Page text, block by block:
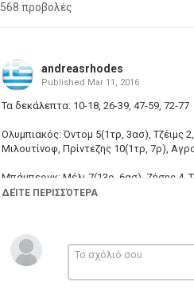
568 προβολές
andreasrhodes
Published Mar 11, 2016
Τα δεκάλεπτα: 10-18, 26-39, 47-59, 72-77
Ολυμπιακός: Όντομ 5(1τρ, 3ασ), Τζέιμς
Μιλουτίνοφ, Πρίντεζης 10(1τρ, 7ρ),
Μπάμπεργκ: Μέλι 7(13ρ, 6ασ), Ζήσης 4,
Χέκμαν 4, Ραντόσεβιτς 14
ΔΕΊΤΕ ΠΕΡΙΣΣΌΤΕΡΑ